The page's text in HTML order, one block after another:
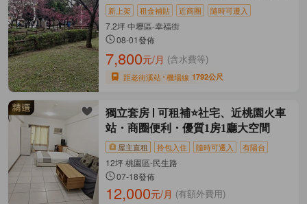
新上架 租金補貼 近商圈 隨時可遷入
7.2坪 中壢區-幸福街
08-01發佈
7,800元/月 (含水費等)
距老街溪站 機場線 1792公尺
獨立套房
可租補⭐️社宅、近桃園火車
站・商圈便利・優質1房1廳大空間
屋主直租 拎包入住 隨時可遷入 有陽台
12坪 桃園區-民生路
07-18發佈
12,000元/月 (有額外費用)